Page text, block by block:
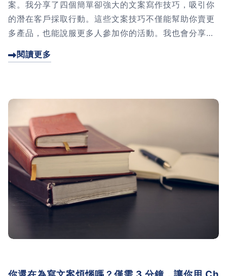
案。我分享了四個簡單卻強大的文案寫作技巧，吸引你
的潛在客戶採取行動。這些文案技巧不僅能幫助你賣更
多產品，也能說服更多人參加你的活動。我也會分享實
閱讀更多